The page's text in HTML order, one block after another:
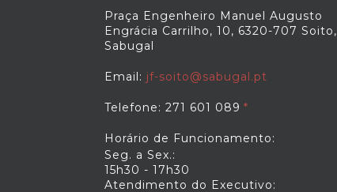
Praça Engenheiro Manuel Augusto
Engrácia Carrilho, 10, 6320-707 Soito,
Sabugal
Email: jf-soito@sabugal.pt
Telefone: 271 601 089
Horário de Funcionamento:
Seg. a Sex.:
15h30 - 17h30
Atendimento do Executivo: